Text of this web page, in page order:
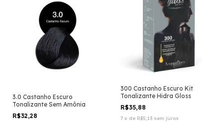
3.0 Castanho Escuro
Tonalizante Sem Amônia
R$32,28
300 Castanho Escuro Kit
Tonalizante Hidra Gloss
R$35,88
7 x de R$5,13 sem juros